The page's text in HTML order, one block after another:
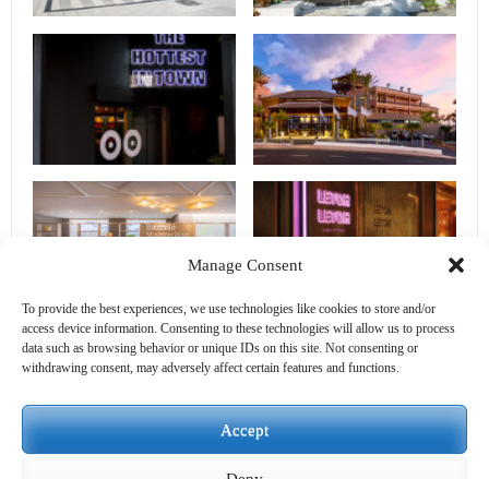
Manage Consent
To provide the best experiences, we use technologies like cookies to store and/or
access device information. Consenting to these technologies will allow us to process
data such as browsing behavior or unique IDs on this site. Not consenting or
withdrawing consent, may adversely affect certain features and functions.
Accept